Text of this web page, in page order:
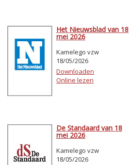
Het Nieuwsblad van 18
mei 2026
Kamelego vzw
18/05/2026
Downloaden
Online lezen
De Standaard van 18
mei 2026
Kamelego vzw
18/05/2026